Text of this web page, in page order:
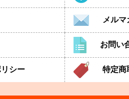
メル
お問い
シー 特定商